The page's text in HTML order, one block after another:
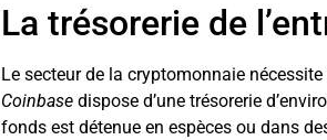
La trésorerie de
Le secteur de la cryptomonnaie
Coinbasedispose d’une trésorerie
fonds est détenue en espèces ou dans